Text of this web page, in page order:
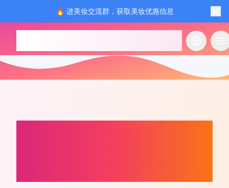
🔥 进美妆交流群，获取美妆优惠信息
切换语言